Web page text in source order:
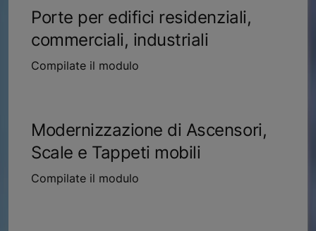
Porte per edifici residenziali,
commerciali, industriali
Compilate il modulo
Modernizzazione di Ascensori,
Scale e Tappeti mobili
Compilate il modulo